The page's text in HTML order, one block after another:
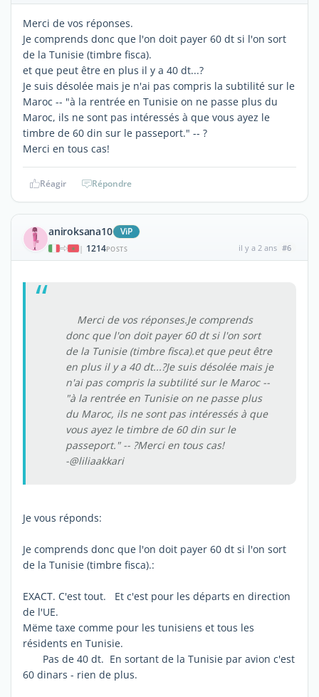
Merci de vos réponses.
Je comprends donc que l'on doit payer 60 dt si l'on sort
de la Tunisie (timbre fisca).
et que peut être en plus il y a 40 dt...?
Je suis désolée mais je n'ai pas compris la subtilité sur le
Maroc -- "à la rentrée en Tunisie on ne passe plus du
Maroc, ils ne sont pas intéressés à que vous ayez le
timbre de 60 din sur le passeport." -- ?
Merci en tous cas!
Réagir Répondre
aniroksana10 ViP
| 1214POSTS il y a 2 ans #6
Merci de vos réponses.Je comprends
donc que l'on doit payer 60 dt si l'on sort
de la Tunisie (timbre fisca).et que peut être
en plus il y a 40 dt...?Je suis désolée mais je
n'ai pas compris la subtilité sur le Maroc --
"à la rentrée en Tunisie on ne passe plus
du Maroc, ils ne sont pas intéressés à que
vous ayez le timbre de 60 din sur le
passeport." -- ?Merci en tous cas!
-@liliaakkari
Je vous réponds:
Je comprends donc que l'on doit payer 60 dt si l'on sort
de la Tunisie (timbre fisca).:
EXACT. C'est tout. Et c'est pour les départs en direction
de l'UE.
Mëme taxe comme pour les tunisiens et tous les
résidents en Tunisie.
Pas de 40 dt. En sortant de la Tunisie par avion c'est
60 dinars - rien de plus.